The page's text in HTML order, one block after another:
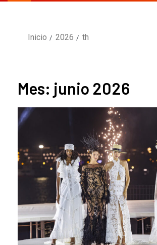
Inicio 2026 th
Mes: junio 2026